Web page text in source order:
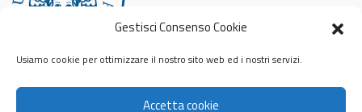
Gestisci Consenso Cookie
Usiamo cookie per ottimizzare il nostro sito web ed i nostri servizi.
Accetta cookie
Privacy & Cookies: This site uses cookies. By continuing to use this